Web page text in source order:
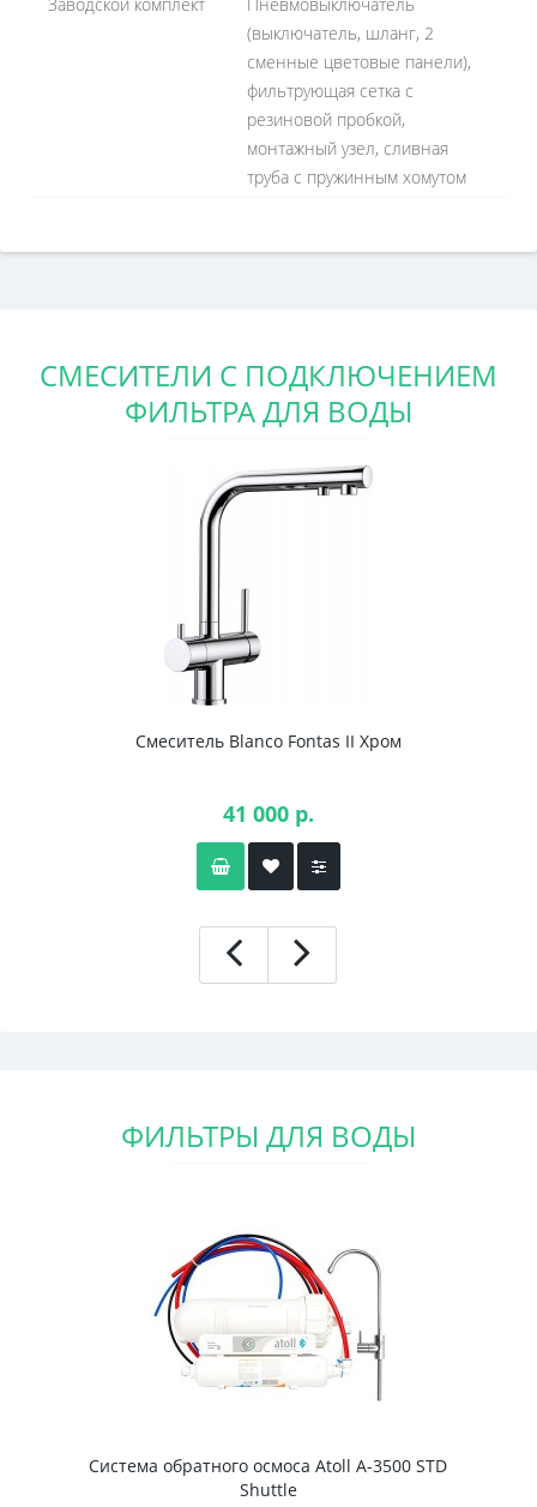
Заводской комплект
Пневмовыключатель
(выключатель, шланг, 2
сменные цветовые панели),
фильтрующая сетка с
резиновой пробкой,
монтажный узел, сливная
труба с пружинным хомутом
СМЕСИТЕЛИ С ПОДКЛЮЧЕНИЕМ
ФИЛЬТРА ДЛЯ ВОДЫ
Смеситель Blanco Fontas II Хром
41 000 р.
ФИЛЬТРЫ ДЛЯ ВОДЫ
Система обратного осмоса Atoll A-3500 STD
Shuttle